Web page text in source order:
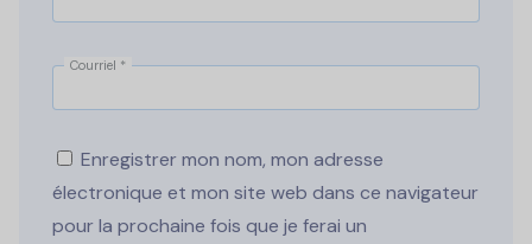
Courriel *
Enregistrer mon nom, mon adresse
électronique et mon site web dans ce navigateur
pour la prochaine fois que je ferai un